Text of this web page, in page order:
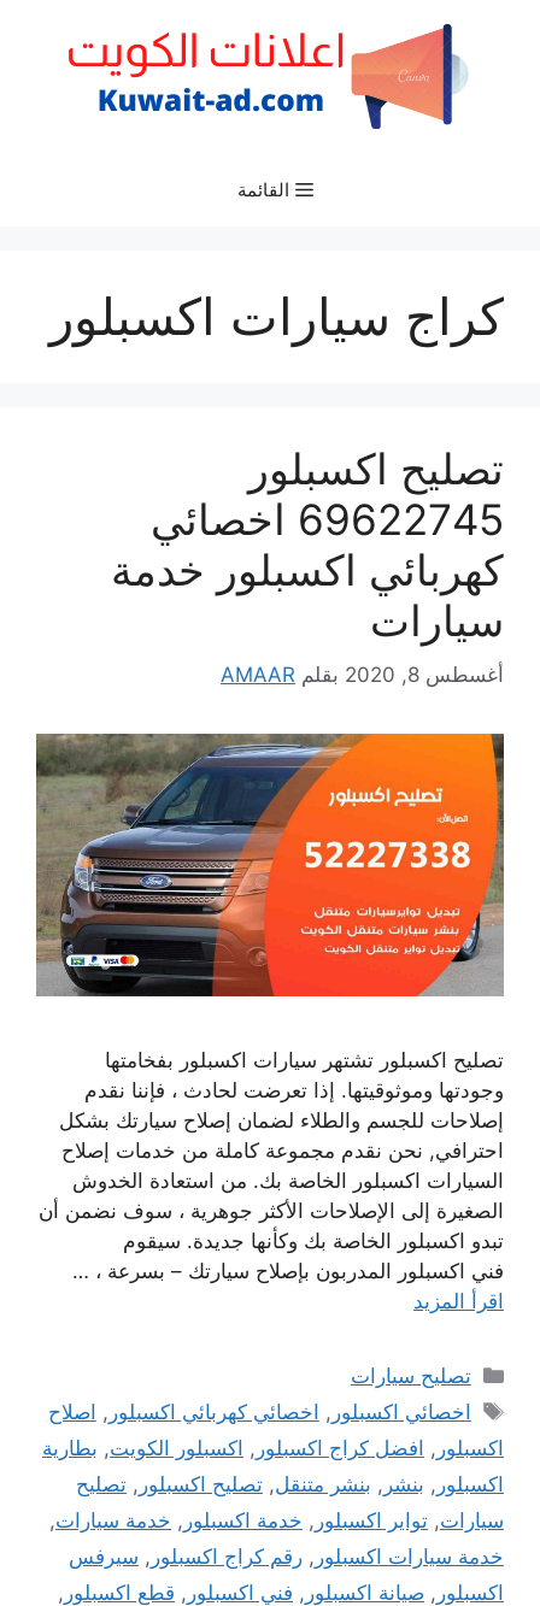
القائمة
كراج سيارات اكسبلور
تصليح اكسبلور
69622745 اخصائي
كهربائي اكسبلور خدمة
سيارات
أغسطس 8, 2020 بقلم AMAAR
تصليح اكسبلور تشتهر سيارات اكسبلور بفخامتها
وجودتها وموثوقيتها. إذا تعرضت لحادث ، فإننا نقدم
إصلاحات للجسم والطلاء لضمان إصلاح سيارتك بشكل
احترافي, نحن نقدم مجموعة كاملة من خدمات إصلاح
السيارات اكسبلور الخاصة بك. من استعادة الخدوش
الصغيرة إلى الإصلاحات الأكثر جوهرية ، سوف نضمن أن
تبدو اكسبلور الخاصة بك وكأنها جديدة. سيقوم
فني اكسبلور المدربون بإصلاح سيارتك – بسرعة ، …
اقرأ المزيد
التصنيفات
تصليح سيارات
الوسوم
اخصائي اكسبلور , اخصائي كهربائي اكسبلور , اصلاح
اكسبلور , افضل كراج اكسبلور , اكسبلور الكويت, بطارية
اكسبلور , بنشر , بنشر متنقل, تصليح اكسبلور , تصليح
سيارات, تواير اكسبلور , خدمة اكسبلور , خدمة سيارات,
خدمة سيارات اكسبلور , رقم كراج اكسبلور , سيرفس
اكسبلور , صيانة اكسبلور , فني اكسبلور , قطع اكسبلور ,